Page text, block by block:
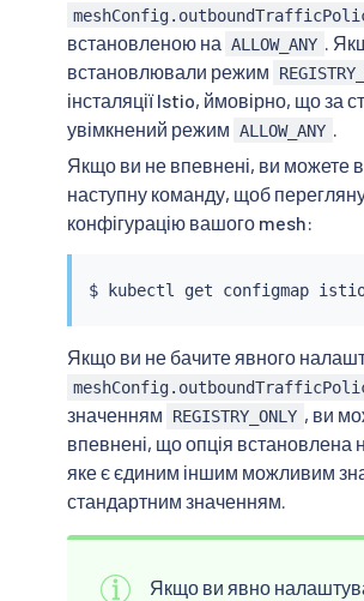
встановленою на ALLOW_ANY
.
встановлювали режим
інсталяції Istio, ймовірно, що за
увімкнений режим ALLOW_ANY
Якщо ви не впевнені, ви можете
наступну команду, щоб
конфігурацію вашого mesh:
$ kubectl
Якщо ви не бачите явного
значенням
REGISTRY_ONLY , ви
впевнені, що опція встановлена
яке є єдиним іншим можливим
стандартним значенням.
Якщо ви явно